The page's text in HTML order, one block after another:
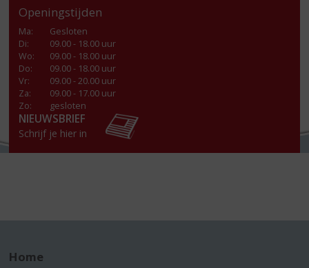
Openingstijden
Ma:
Gesloten
Di:
09.00 - 18.00 uur
Wo:
09.00 - 18.00 uur
Do:
09.00 - 18.00 uur
Vr:
09.00 - 20.00 uur
Za:
09.00 - 17.00 uur
Zo:
gesloten
NIEUWSBRIEF
Schrijf je hier in
Home